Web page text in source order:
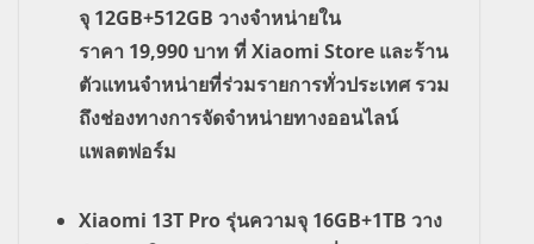
จุ 12GB+512GB วางจำหน่ายใน
ราคา 19,990บาท ที่Xiaomi Store และร้าน
ตัวแทนจำหน่ายที่ร่วมรายการทั่วประเทศ รวม
ถึงช่องทางการจัดจำหน่ายทางออนไลน์
แพลตฟอร์ม
Xiaomi 13T Pro รุ่นความจุ 16GB+1TB วาง